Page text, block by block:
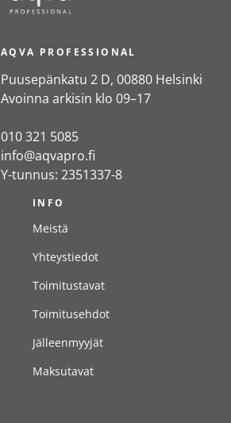
AQVA PROFESSIONAL
Puusepänkatu 2 D, 00880 Helsinki
Avoinna arkisin klo 09–17
010 321 5085
info@aqvapro.fi
Y-tunnus: 2351337-8
INFO
Meistä
Yhteystiedot
Toimitustavat
Toimitusehdot
Jälleenmyyjät
Maksutavat